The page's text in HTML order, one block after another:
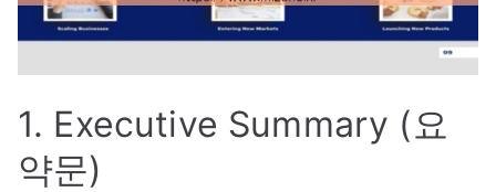
1. Executive Summary (요
약문)